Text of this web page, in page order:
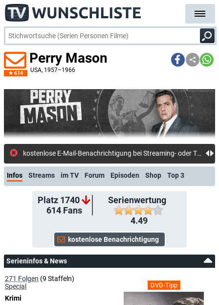
614
Perry Mason
USA, 1957–1966
kostenlose E-Mail-Benachrichtigung bei Streaming- oder TV-Start
Infos Streams im TV Forum Episoden Shop Top 3
Platz 1740
614Fans
Serienwertung
4.49
Serieninfos & News
DVD-Tipp
271 Folgen (9 Staffeln)
Special
Krimi